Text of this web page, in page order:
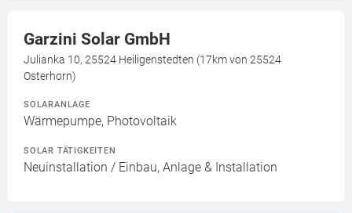
Garzini Solar GmbH
Julianka 10, 25524 Heiligenstedten (17km von 25524
Osterhorn)
SOLARANLAGE
Wärmepumpe, Photovoltaik
SOLAR TÄTIGKEITEN
Neuinstallation / Einbau, Anlage & Installation